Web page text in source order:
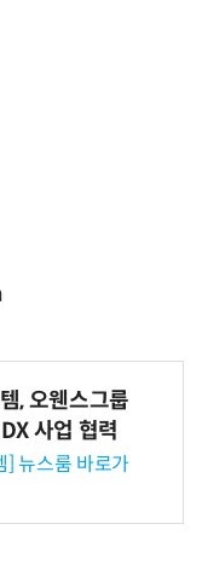
, 오웬스그룹
사업 협력
] 뉴스룸 바로가